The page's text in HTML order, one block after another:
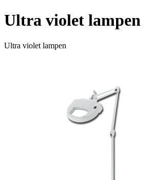
Ultra violet lampen
Ultra violet lampen